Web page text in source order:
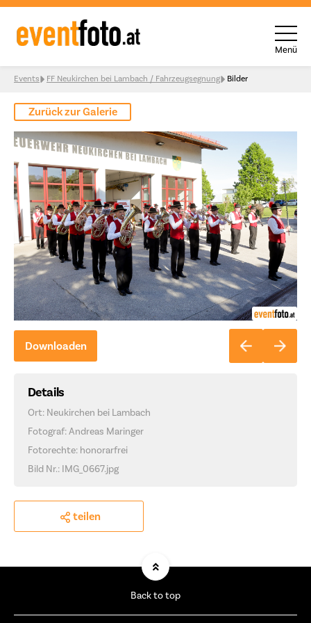
Skip to content
Menü
Events FF Neukirchen bei Lambach / Fahrzeugsegnung Bilder
Zurück zur Galerie
Downloaden
Details
Ort: Neukirchen bei Lambach
Fotograf: Andreas Maringer
Fotorechte: honorarfrei
Bild Nr.: IMG_0667.jpg
teilen
Back to top